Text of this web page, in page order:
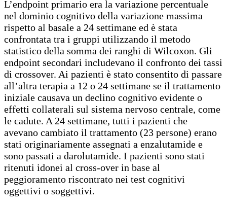
L’endpoint primario era la variazione percentuale
nel dominio cognitivo della variazione massima
rispetto al basale a 24 settimane ed è stata
confrontata tra i gruppi utilizzando il metodo
statistico della somma dei ranghi di Wilcoxon. Gli
endpoint secondari includevano il confronto dei tassi
di crossover. Ai pazienti è stato consentito di passare
all’altra terapia a 12 o 24 settimane se il trattamento
iniziale causava un declino cognitivo evidente o
effetti collaterali sul sistema nervoso centrale, come
le cadute. A 24 settimane, tutti i pazienti che
avevano cambiato il trattamento (23 persone) erano
stati originariamente assegnati a enzalutamide e
sono passati a darolutamide. I pazienti sono stati
ritenuti idonei al cross-over in base al
peggioramento riscontrato nei test cognitivi
oggettivi o soggettivi.